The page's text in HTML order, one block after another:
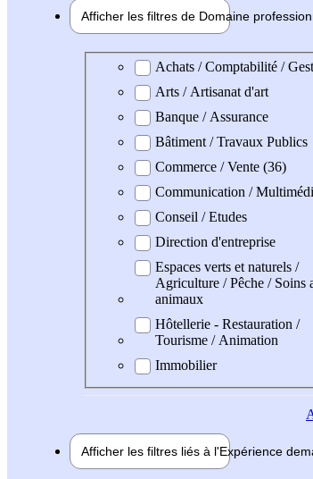
Afficher les filtres de Domaine pro
Domaine professionel
Achats / Comptabilité /
Arts / Artisanat d'art
Banque / Assurance
Bâtiment / Travaux Publics
Commerce / Vente (36)
Communication /
Conseil / Etudes
Direction d'entreprise
Espaces verts et naturels /
Agriculture / Pêche / Soins
animaux
Hôtellerie - Restauration /
Tourisme / Animation
Immobilier
Afficher les filtres liés à l'Expérience